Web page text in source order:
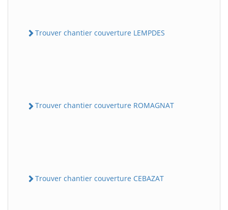
Trouver chantier couverture LEMPDES
Trouver chantier couverture ROMAGNAT
Trouver chantier couverture CEBAZAT